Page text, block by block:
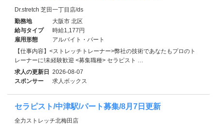
Dr.stretch 芝田一丁目店/ds
勤務地
大阪市 北区
給与タイプ
時給1,177円
雇用形態
アルバイト・パート
【仕事内容】<ストレッチトレーナー>弊社の技術であなたもプロのト
レーナーに!未経験歓迎 <募集職種> セラピスト …
求人の更新日 2026-08-07
スポンサー
求人ボックス
セラピスト/中津駅/パート募集/8月7日更新
全力ストレッチ北梅田店